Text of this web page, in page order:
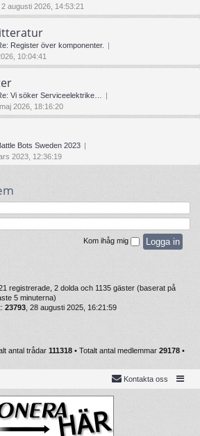
, 2 augusti 2026, 14:53:21
Register över komponenter.
10:04:41
Vi söker Serviceelektrike…
maj 2026, 18:16:20
Bots Sweden 2023
2023, 12:36:19
Kom ihåg mig
registrerade, 2 dolda och 1135 gäster (baserat på
5 minuterna)
23793 , 28 augusti 2025, 16:21:59
antal trådar 111318 • Totalt antal medlemmar 29178 •
Kontakta oss